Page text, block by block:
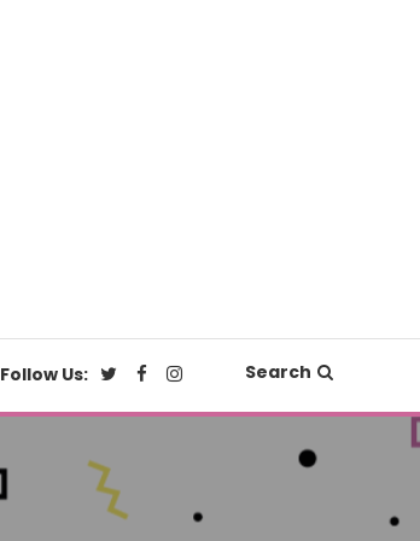
Follow Us: Search